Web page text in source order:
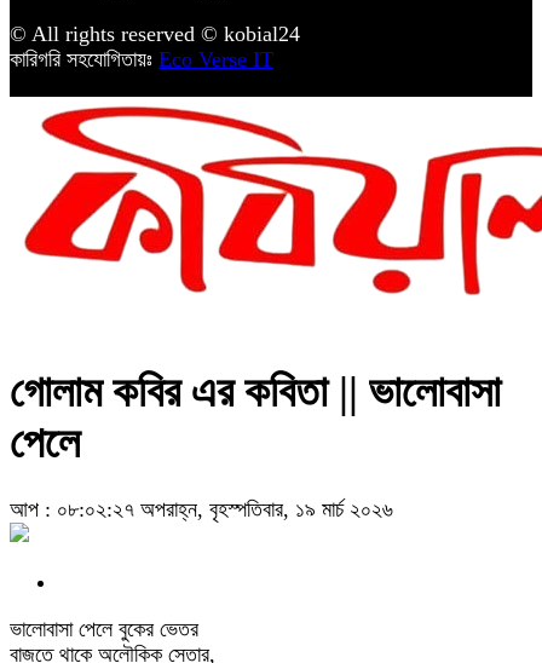
© All rights reserved © kobial24
কারিগরি সহযোগিতায়ঃ Eco Verse IT
গোলাম কবির এর কবিতা || ভালোবাসা
পেলে
আপ : ০৮:০২:২৭ অপরাহ্ন, বৃহস্পতিবার, ১৯ মার্চ ২০২৬
ভালোবাসা পেলে বুকের ভেতর
বাজতে থাকে অলৌকিক সেতার,